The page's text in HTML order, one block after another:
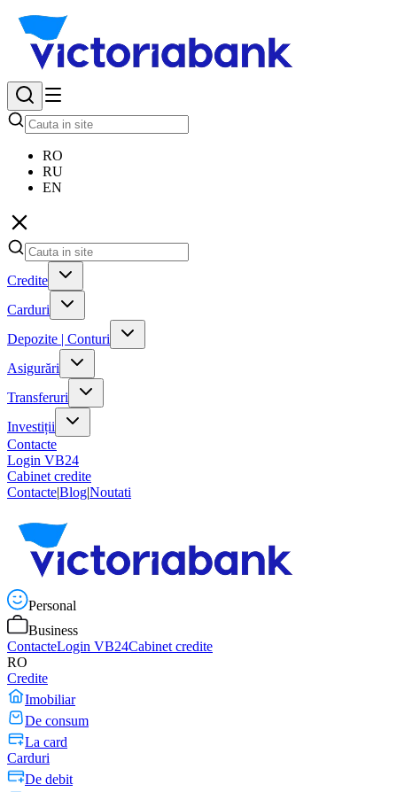
RO
RU
EN
Credite
Carduri
Depozite | Conturi
Asigurări
Transferuri
Investiții
Contacte
Login VB24
Cabinet credite
Contacte|Blog|Noutati
Personal
Business
ContacteLogin VB24Cabinet credite
RO
Credite
Imobiliar
De consum
La card
Carduri
De debit